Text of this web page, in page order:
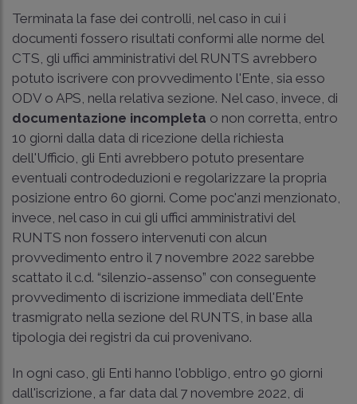
Terminata la fase dei controlli, nel caso in cui i
documenti fossero risultati conformi alle norme del
CTS, gli uffici amministrativi del RUNTS avrebbero
potuto iscrivere con provvedimento l'Ente, sia esso
ODV o APS, nella relativa sezione. Nel caso, invece, di
documentazione incompleta o non corretta, entro
10 giorni dalla data di ricezione della richiesta
dell'Ufficio, gli Enti avrebbero potuto presentare
eventuali controdeduzioni e regolarizzare la propria
posizione entro 60 giorni. Come poc'anzi menzionato,
invece, nel caso in cui gli uffici amministrativi del
RUNTS non fossero intervenuti con alcun
provvedimento entro il 7 novembre 2022 sarebbe
scattato il c.d. “silenzio-assenso” con conseguente
provvedimento di iscrizione immediata dell'Ente
trasmigrato nella sezione del RUNTS, in base alla
tipologia dei registri da cui provenivano.
In ogni caso, gli Enti hanno l'obbligo, entro 90 giorni
dall'iscrizione, a far data dal 7 novembre 2022, di